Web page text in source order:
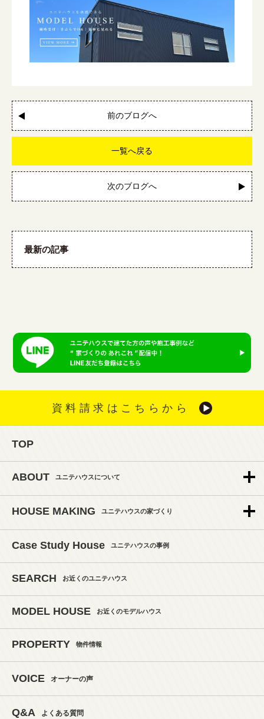
前のブログへ
一覧へ戻る
次のブログへ
最新の記事
資料請求はこちらから
TOP
ABOUT ユニテハウスについて
HOUSE MAKING ユニテハウスの家づくり
Case Study House ユニテハウスの事例
SEARCH お近くのユニテハウス
MODEL HOUSE お近くのモデルハウス
PROPERTY 物件情報
VOICE オーナーの声
Q&A よくある質問